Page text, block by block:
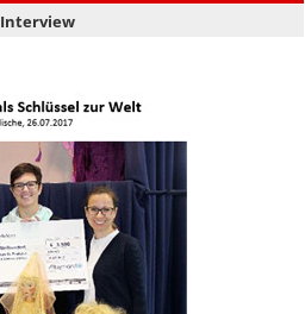
Interview